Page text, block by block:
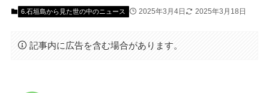
6.石垣島から見た世の中のニュース 2025年3月4日 2025年3月18日
記事内に広告を含む場合があります。